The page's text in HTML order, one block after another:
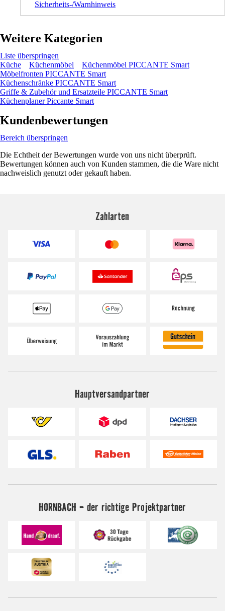
Sicherheits-/Warnhinweis
Weitere Kategorien
Liste überspringen
Küche
Küchenmöbel
Küchenmöbel PICCANTE Smart
Möbelfronten PICCANTE Smart
Küchenschränke PICCANTE Smart
Griffe & Zubehör und Ersatzteile PICCANTE Smart
Küchenplaner Piccante Smart
Kundenbewertungen
Bereich überspringen
Die Echtheit der Bewertungen wurde von uns nicht überprüft.
Bewertungen können auch von Kunden stammen, die die Ware nicht
nachweislich genutzt oder gekauft haben.
Zahlarten
Hauptversandpartner
HORNBACH - der richtige Projektpartner